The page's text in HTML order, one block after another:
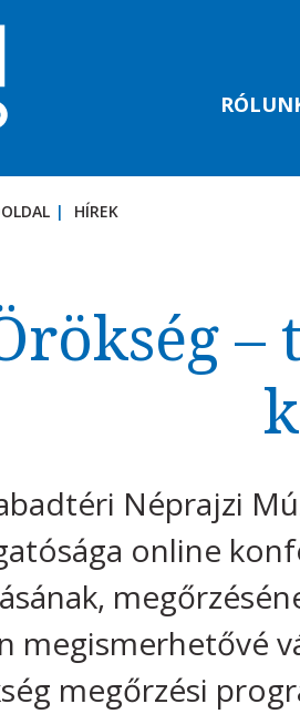
HÍREK
–
Néprajzi
online
megismerhetővé
megőrzési